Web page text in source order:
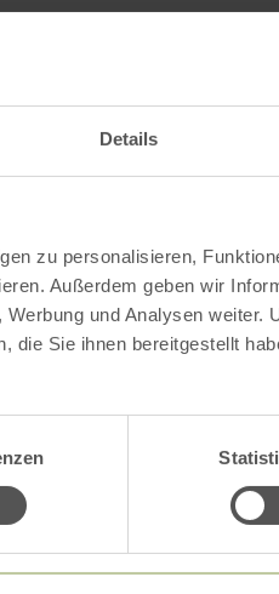
Details
zu personalisieren,
Außerdem geben wir
und Analysen weiter.
die Sie ihnen bereitgestellt